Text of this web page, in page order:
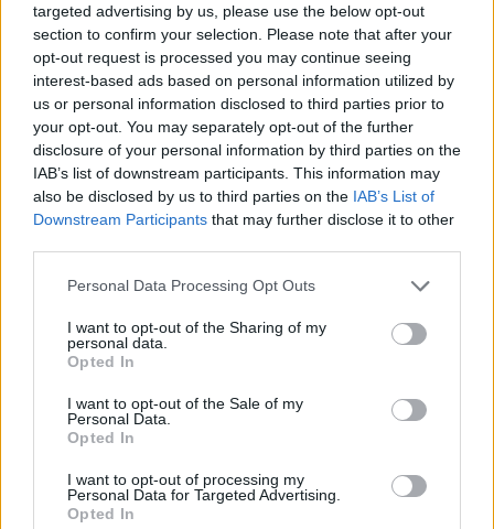
targeted advertising by us, please use the below opt-out
section to confirm your selection. Please note that after your
opt-out request is processed you may continue seeing
interest-based ads based on personal information utilized by
us or personal information disclosed to third parties prior to
your opt-out. You may separately opt-out of the further
disclosure of your personal information by third parties on the
IAB’s list of downstream participants. This information may
also be disclosed by us to third parties on the IAB’s List of
Downstream Participants that may further disclose it to other
Please note that this website/app uses one or more Google
not limited to your visit or usage behaviour. You may click to
grant or deny consent to Google and its third-party tags to
use your data for below specified purposes in below Google
consent section.
Personal Data Processing Opt Outs
I want to opt-out of the Sharing of my
personal data.
Opted In
I want to opt-out of the Sale of my
Personal Data.
Opted In
I want to opt-out of processing my
Personal Data for Targeted Advertising.
Opted In
33 éve sokkolta a DM a rajongóit: I
FEEL YOU!
2026. február 15.